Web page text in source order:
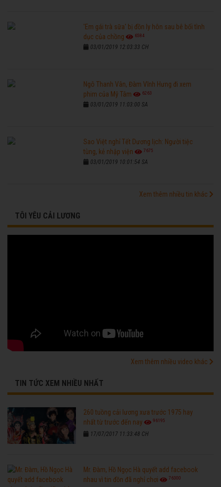
'Em gái trà sữa' bị đồn ly hôn sau bê bối tình
dục của chồng
6584
03/01/2019 12:03:33 CH
Ngô Thanh Vân, Đàm Vĩnh Hưng đi xem
phim của Mỹ Tâm
6263
03/01/2019 11:03:00 SA
Sao Việt nghỉ Tết Dương lịch: Người tiệc
tùng, kẻ nhập viện
7675
03/01/2019 10:01:54 SA
Xem thêm nhiều tin khác
TÔI YÊU CẢI LƯƠNG
Xem thêm nhiều video khác
TIN TỨC XEM NHIỀU NHẤT
260 tuồng cải lương xưa trước 1975 hay
nhất từ trước đến nay
96195
17/07/2017 11:33:48 CH
Mr. Đàm, Hồ Ngọc Hà quyết add facebook
nhau vì tin đồn đã nghỉ chơi
76300